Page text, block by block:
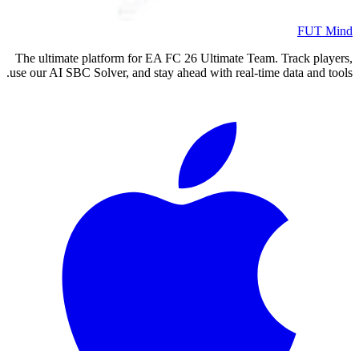
FUT Mind
The ultimate platform for EA FC 26 Ultimate Team. Track players,
use our AI SBC Solver, and stay ahead with real-time data and tools.